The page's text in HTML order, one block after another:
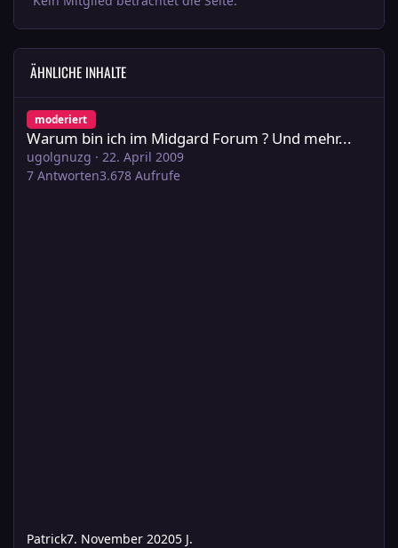
ÄHNLICHE INHALTE
moderiert
Warum bin ich im Midgard Forum ? Und mehr...
ugolgnuzg · 22. April 2009
7 Antworten3.678 Aufrufe
Patrick7. November 20205 J.